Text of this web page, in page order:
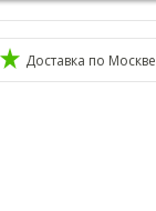
Доставка по Москве